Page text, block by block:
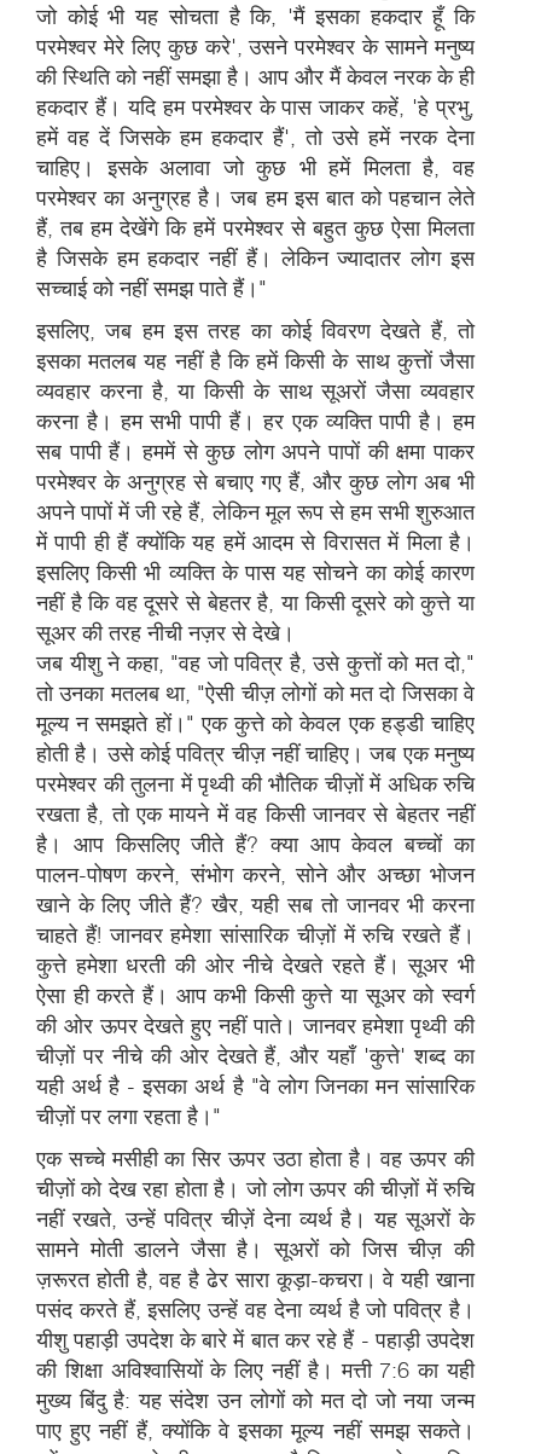
जो कोई भी यह सोचता है कि, 'मैं इसका हकदार हूँ कि
परमेश्वर मेरे लिए कुछ करे', उसने परमेश्वर के सामने मनुष्य
की स्थिति को नहीं समझा है। आप और मैं केवल नरक के ही
हकदार हैं। यदि हम परमेश्वर के पास जाकर कहें, 'हे प्रभु,
हमें वह दें जिसके हम हकदार हैं', तो उसे हमें नरक देना
चाहिए। इसके अलावा जो कुछ भी हमें मिलता है, वह
परमेश्वर का अनुग्रह है। जब हम इस बात को पहचान लेते
हैं, तब हम देखेंगे कि हमें परमेश्वर से बहुत कुछ ऐसा मिलता
है जिसके हम हकदार नहीं हैं। लेकिन ज्यादातर लोग इस
सच्चाई को नहीं समझ पाते हैं।"
इसलिए, जब हम इस तरह का कोई विवरण देखते हैं, तो
इसका मतलब यह नहीं है कि हमें किसी के साथ कुत्तों जैसा
व्यवहार करना है, या किसी के साथ सूअरों जैसा व्यवहार
करना है। हम सभी पापी हैं। हर एक व्यक्ति पापी है। हम
सब पापी हैं। हममें से कुछ लोग अपने पापों की क्षमा पाकर
परमेश्वर के अनुग्रह से बचाए गए हैं, और कुछ लोग अब भी
अपने पापों में जी रहे हैं, लेकिन मूल रूप से हम सभी शुरुआत
में पापी ही हैं क्योंकि यह हमें आदम से विरासत में मिला है।
इसलिए किसी भी व्यक्ति के पास यह सोचने का कोई कारण
नहीं है कि वह दूसरे से बेहतर है, या किसी दूसरे को कुत्ते या
सूअर की तरह नीची नज़र से देखे।
जब यीशु ने कहा, "वह जो पवित्र है, उसे कुत्तों को मत दो,"
तो उनका मतलब था, "ऐसी चीज़ लोगों को मत दो जिसका वे
मूल्य न समझते हों।" एक कुत्ते को केवल एक हड्डी चाहिए
होती है। उसे कोई पवित्र चीज़ नहीं चाहिए। जब एक मनुष्य
परमेश्वर की तुलना में पृथ्वी की भौतिक चीज़ों में अधिक रुचि
रखता है, तो एक मायने में वह किसी जानवर से बेहतर नहीं
है। आप किसलिए जीते हैं? क्या आप केवल बच्चों का
पालन-पोषण करने, संभोग करने, सोने और अच्छा भोजन
खाने के लिए जीते हैं? खैर, यही सब तो जानवर भी करना
चाहते हैं! जानवर हमेशा सांसारिक चीज़ों में रुचि रखते हैं।
कुत्ते हमेशा धरती की ओर नीचे देखते रहते हैं। सूअर भी
ऐसा ही करते हैं। आप कभी किसी कुत्ते या सूअर को स्वर्ग
की ओर ऊपर देखते हुए नहीं पाते। जानवर हमेशा पृथ्वी की
चीज़ों पर नीचे की ओर देखते हैं, और यहाँ 'कुत्ते' शब्द का
यही अर्थ है - इसका अर्थ है "वे लोग जिनका मन सांसारिक
चीज़ों पर लगा रहता है।"
एक सच्चे मसीही का सिर ऊपर उठा होता है। वह ऊपर की
चीज़ों को देख रहा होता है। जो लोग ऊपर की चीज़ों में रुचि
नहीं रखते, उन्हें पवित्र चीज़ें देना व्यर्थ है। यह सूअरों के
सामने मोती डालने जैसा है। सूअरों को जिस चीज़ की
ज़रूरत होती है, वह है ढेर सारा कूड़ा-कचरा। वे यही खाना
पसंद करते हैं, इसलिए उन्हें वह देना व्यर्थ है जो पवित्र है।
यीशु पहाड़ी उपदेश के बारे में बात कर रहे हैं - पहाड़ी उपदेश
की शिक्षा अविश्वासियों के लिए नहीं है। मत्ती 7:6 का यही
मुख्य बिंदु है: यह संदेश उन लोगों को मत दो जो नया जन्म
पाए हुए नहीं हैं, क्योंकि वे इसका मूल्य नहीं समझ सकते।